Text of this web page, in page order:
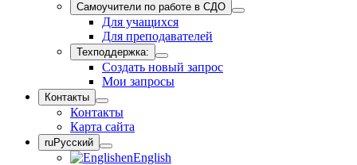
Самоучители по работе в СДО
Для учащихся
Для преподавателей
Техподдержка:
Создать новый запрос
Мои запросы
Контакты
Контакты
Карта сайта
ruРусский
enEnglish